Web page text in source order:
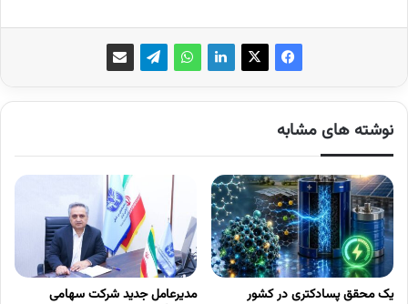
نوشته های مشابه
یک محقق پسادکتری در کشور
مدیرعامل جدید شرکت سهامی